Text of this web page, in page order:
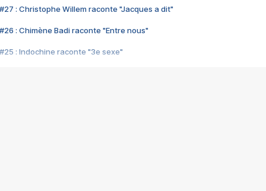
#27 : Christophe Willem raconte "Jacques a dit"
#26 : Chimène Badi raconte "Entre nous"
#25 : Indochine raconte "3e sexe"